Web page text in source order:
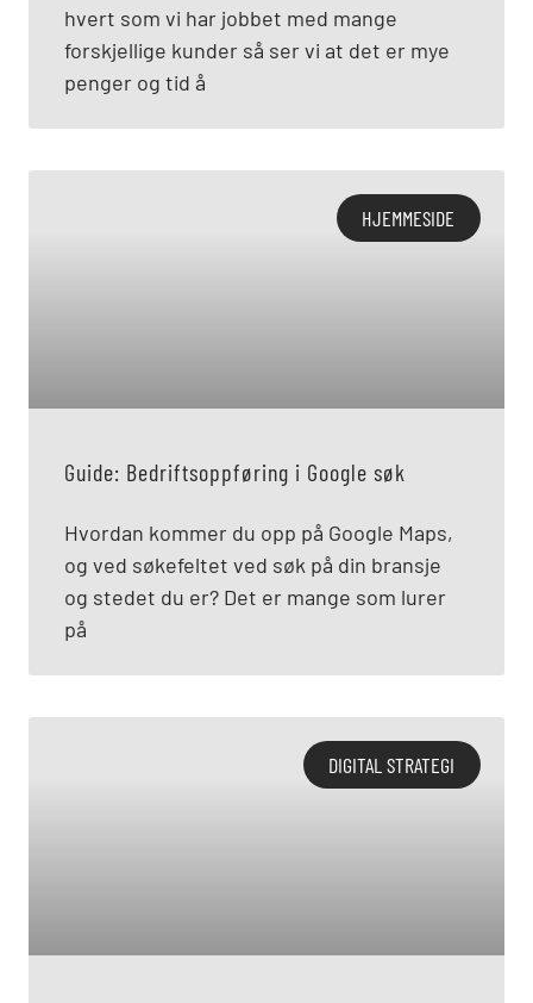
hvert som vi har jobbet med mange
forskjellige kunder så ser vi at det er mye
penger og tid å
HJEMMESIDE
Guide: Bedriftsoppføring i Google søk
Hvordan kommer du opp på Google Maps,
og ved søkefeltet ved søk på din bransje
og stedet du er? Det er mange som lurer
på
DIGITAL STRATEGI